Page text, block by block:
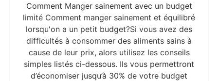
Comment Manger sainement avec un budget
limité Comment manger sainement et équilibré
lorsqu'on a un petit budget?Si vous avez des
difficultés à consommer des aliments sains à
cause de leur prix, alors utilisez les conseils
simples listés ci-dessous. Ils vous permettront
d’économiser jusqu’à 30% de votre budget